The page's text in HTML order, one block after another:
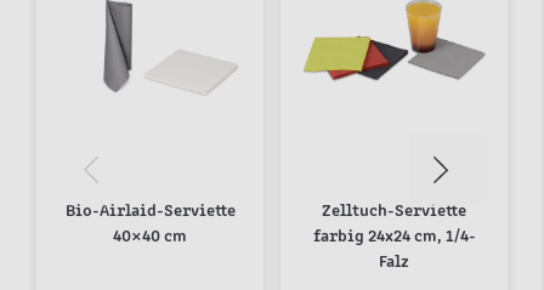
Bio-Airlaid-Serviette
40×40 cm
Zelltuch-Serviette
farbig 24x24 cm, 1/4-
Falz